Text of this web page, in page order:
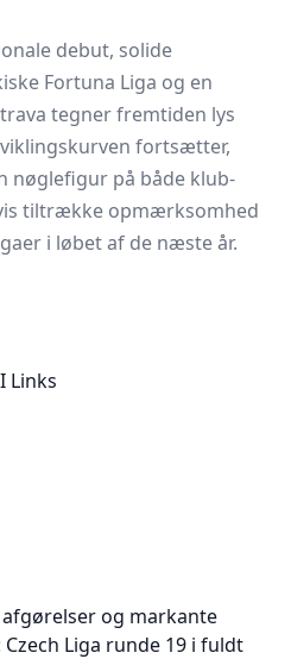
debut, solide
Fortuna Liga og en
tegner fremtiden lys
fortsætter,
nøglefigur på både klub-
tiltrække opmærksomhed
i løbet af de næste år.
Links
og markante
Liga runde 19 i fuldt